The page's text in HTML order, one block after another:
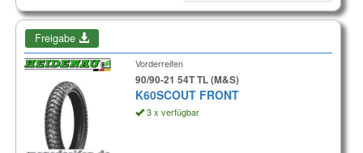
Freigabe
Vorderreifen
90/90-21 54T TL (M&S)
K60SCOUT FRONT
3 x verfügbar